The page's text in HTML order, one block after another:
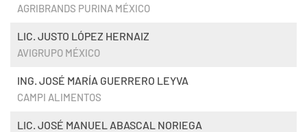
AGRIBRANDS PURINA MÉXICO
LIC. JUSTO LÓPEZ HERNAIZ
AVIGRUPO MÉXICO
ING. JOSÉ MARÍA GUERRERO LEYVA
CAMPI ALIMENTOS
LIC. JOSÉ MANUEL ABASCAL NORIEGA